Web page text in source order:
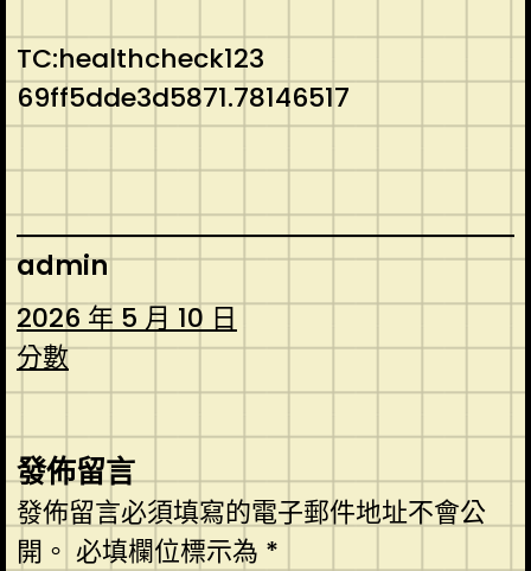
TC:healthcheck123
69ff5dde3d5871.78146517
admin
2026 年 5 月 10 日
分數
發佈留言
發佈留言必須填寫的電子郵件地址不會公
開。 必填欄位標示為 *